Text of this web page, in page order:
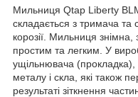
Мильниця Qtap Liberty BLM
складається з тримача та
корозії. Мильниця
простим та легким. У
ущільнювача (прокладка),
металу і скла, які також
результаті зіткнення